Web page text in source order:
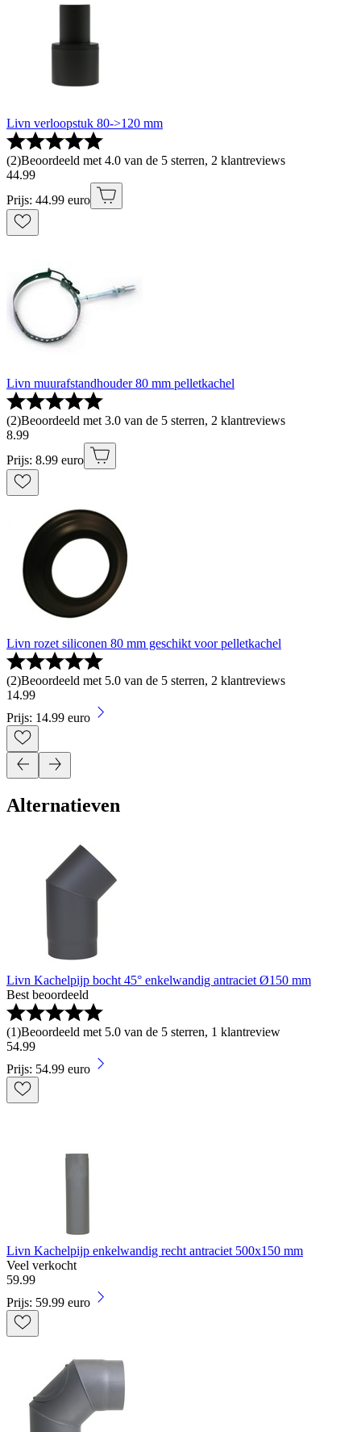
Livn verloopstuk 80->120 mm
(2)Beoordeeld met 4.0 van de 5 sterren, 2 klantreviews
44.99
Prijs: 44.99 euro
Livn muurafstandhouder 80 mm pelletkachel
(2)Beoordeeld met 3.0 van de 5 sterren, 2 klantreviews
8.99
Prijs: 8.99 euro
Livn rozet siliconen 80 mm geschikt voor pelletkachel
(2)Beoordeeld met 5.0 van de 5 sterren, 2 klantreviews
14.99
Prijs: 14.99 euro
Alternatieven
Livn Kachelpijp bocht 45° enkelwandig antraciet Ø150 mm
Best beoordeeld
(1)Beoordeeld met 5.0 van de 5 sterren, 1 klantreview
54.99
Prijs: 54.99 euro
Livn Kachelpijp enkelwandig recht antraciet 500x150 mm
Veel verkocht
59.99
Prijs: 59.99 euro